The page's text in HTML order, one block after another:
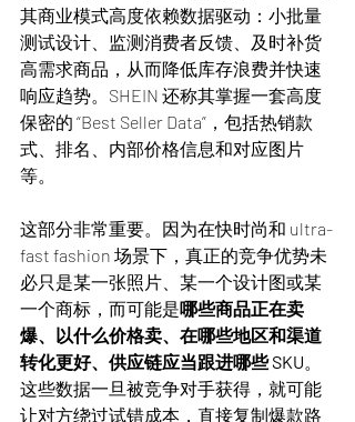
其商业模式高度依赖数据驱动：小批量
测试设计、监测消费者反馈、及时补货
高需求商品，从而降低库存浪费并快速
响应趋势。SHEIN 还称其掌握一套高度
保密的 “Best Seller Data”，包括热销款
式、排名、内部价格信息和对应图片
等。
这部分非常重要。因为在快时尚和 ultra-
fast fashion 场景下，真正的竞争优势未
必只是某一张照片、某一个设计图或某
一个商标，而可能是哪些商品正在卖
爆、以什么价格卖、在哪些地区和渠道
转化更好、供应链应当跟进哪些 SKU。
这些数据一旦被竞争对手获得，就可能
让对方绕过试错成本，直接复制爆款路